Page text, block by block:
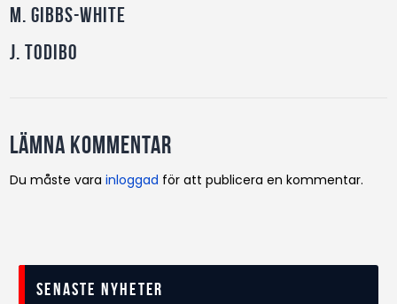
M. Gibbs-White
J. Todibo
Lämna kommentar
Du måste varainloggad för att publicera en kommentar.
Senaste nyheter